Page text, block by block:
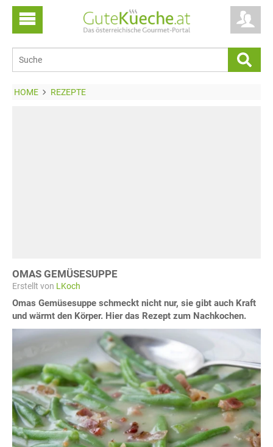
HOME REZEPTE
OMAS GEMÜSESUPPE
Erstellt von LKoch
Omas Gemüsesuppe schmeckt nicht nur, sie gibt auch Kraft
und wärmt den Körper. Hier das Rezept zum Nachkochen.